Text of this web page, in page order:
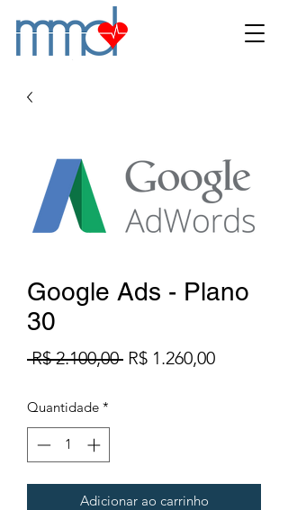
Google Ads - Plano
30
R$ 2.100,00 Preço
R$ 1.260,00Preço
Quantidade *
Adicionar ao carrinho